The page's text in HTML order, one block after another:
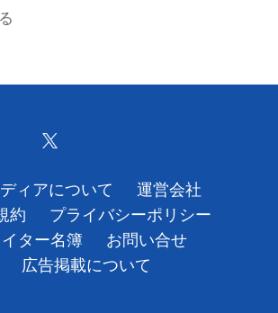
バシーポリシー
ィアについて
運営会社
約
プライバシーポリシー
イター名簿
お問い合せ
広告掲載について